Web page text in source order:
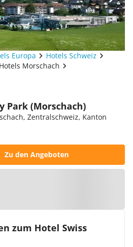
Europa
Hotels Schweiz
Hotels Morschach
Park (Morschach)
Zentralschweiz, Kanton
Zu den Angeboten
zum Hotel Swiss